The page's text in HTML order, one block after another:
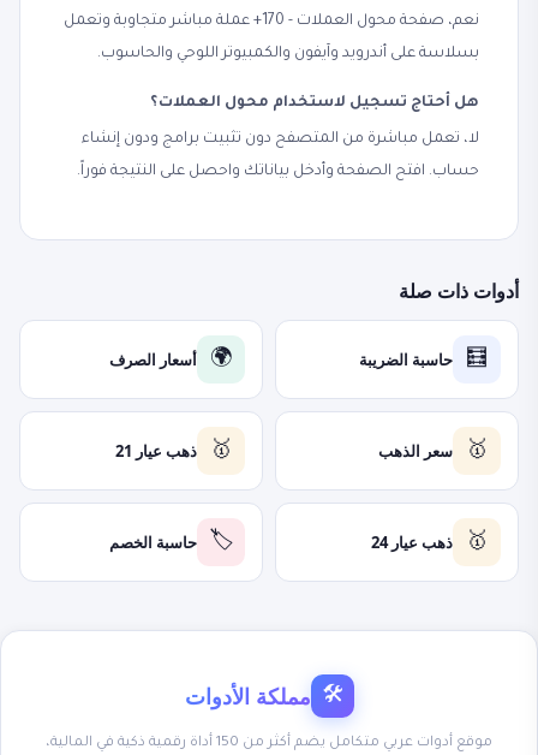
نعم، صفحة محول العملات - 170+ عملة مباشر متجاوبة وتعمل
بسلاسة على أندرويد وآيفون والكمبيوتر اللوحي والحاسوب.
هل أحتاج تسجيل لاستخدام محول العملات؟
لا، تعمل مباشرة من المتصفح دون تثبيت برامج ودون إنشاء
حساب. افتح الصفحة وأدخل بياناتك واحصل على النتيجة فوراً.
أدوات ذات صلة
🧮 حاسبة الضريبة 🌍 أسعار الصرف
🥇 سعر الذهب 🥇 ذهب عيار 21
🥇 ذهب عيار 24 🏷️ حاسبة الخصم
🛠 مملكة الأدوات
موقع أدوات عربي متكامل يضم أكثر من 150 أداة رقمية ذكية في المالية،